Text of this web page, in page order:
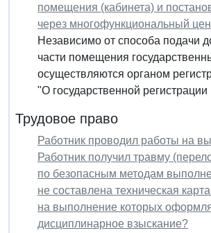
помещения (кабинета) и
через многофункциональный
Независимо от способа подачи
части помещения
осуществляются органом
"О государственной
Трудовое право
Работник проводил работы на
Работник получил травму
по безопасным методам
не составлена техническая
на выполнение которых
дисциплинарное взыскание?